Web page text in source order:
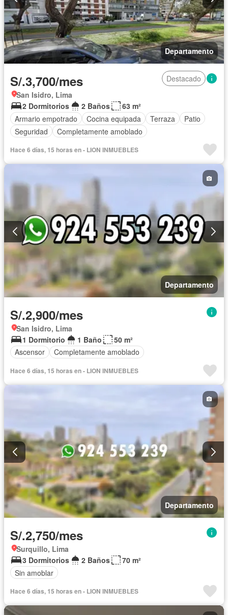
Departamento
S/.3,700/mes
Destacado
San Isidro, Lima
2 Dormitorios
2 Baños
63 m²
Armario empotrado
Cocina equipada Terraza
Patio
Seguridad
Completamente amoblado
Hace 6 días, 15 horas en - LION INMUEBLES
Departamento
S/.2,900/mes
San Isidro, Lima
1 Dormitorio
1 Baño
50 m²
Ascensor
Completamente amoblado
Hace 6 días, 15 horas en - LION INMUEBLES
Departamento
S/.2,750/mes
Surquillo, Lima
3 Dormitorios
2 Baños
70 m²
Sin amoblar
Hace 6 días, 15 horas en - LION INMUEBLES